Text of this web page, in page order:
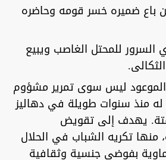
باع ضميره خسر قومه وحاضره
للمحتل الغاصب ويبيع
الموعود ليس سوى تمرير مشؤوم
منذ سنوات طويلة في دهاليز
يهدف إلى تقويض
منها تكريه الشباب في الحلال
بفوضى جنسية وثقافية